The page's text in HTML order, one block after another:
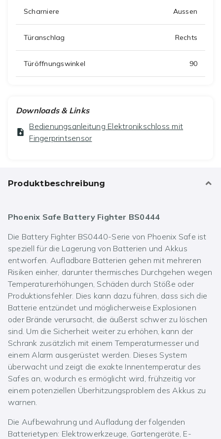
Scharniere Aussen
Türanschlag Rechts
Türöffnungswinkel 90
Downloads & Links
Bedienungsanleitung Elektronikschloss mit
Fingerprintsensor
Produktbeschreibung
Phoenix Safe Battery Fighter BS0444
Die Battery Fighter BS0440-Serie von Phoenix Safe ist
speziell für die Lagerung von Batterien und Akkus
entworfen. Aufladbare Batterien gehen mit mehreren
Risiken einher, darunter thermisches Durchgehen wegen
Temperaturerhöhungen, Schäden durch Stöße oder
Produktionsfehler. Dies kann dazu führen, dass sich die
Batterie entzündet und möglicherweise Explosionen
oder Brände verursacht, die äußerst schwer zu löschen
sind. Um die Sicherheit weiter zu erhöhen, kann der
Schrank zusätzlich mit einem Temperaturmesser und
einem Alarm ausgerüstet werden. Dieses System
überwacht und zeigt die exakte Innentemperatur des
Safes an, wodurch es ermöglicht wird, frühzeitig vor
einem potenziellen Überhitzungsproblem des Akkus zu
warnen.
Die Aufbewahrung und Aufladung der folgenden
Batterietypen: Elektrowerkzeuge, Gartengeräte, E-